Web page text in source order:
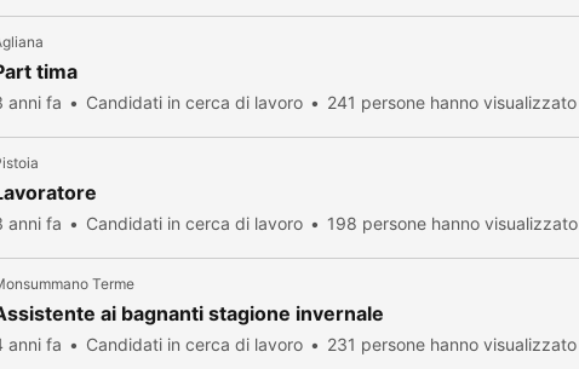
tima
anni fa Candidati in cerca di lavoro 241 persone hanno visualizzato
anni fa Candidati in cerca di lavoro 198 persone hanno visualizzato
Terme
ai bagnanti stagione invernale
anni fa Candidati in cerca di lavoro 231 persone hanno visualizzato